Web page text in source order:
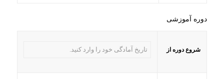
دوره آموزشی
شروع دوره از